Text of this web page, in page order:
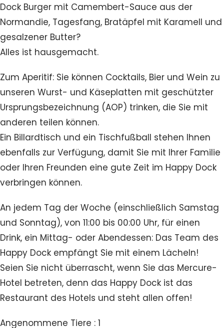
Dock Burger mit Camembert-Sauce aus der
Normandie, Tagesfang, Bratäpfel mit Karamell und
gesalzener Butter?
Alles ist hausgemacht.
Zum Aperitif: Sie können Cocktails, Bier und Wein zu
unseren Wurst- und Käseplatten mit geschützter
Ursprungsbezeichnung (AOP) trinken, die Sie mit
anderen teilen können.
Ein Billardtisch und ein Tischfußball stehen Ihnen
ebenfalls zur Verfügung, damit Sie mit Ihrer Familie
oder Ihren Freunden eine gute Zeit im Happy Dock
verbringen können.
An jedem Tag der Woche (einschließlich Samstag
und Sonntag), von 11:00 bis 00:00 Uhr, für einen
Drink, ein Mittag- oder Abendessen: Das Team des
Happy Dock empfängt Sie mit einem Lächeln!
Seien Sie nicht überrascht, wenn Sie das Mercure-
Hotel betreten, denn das Happy Dock ist das
Restaurant des Hotels und steht allen offen!
Angenommene Tiere : 1